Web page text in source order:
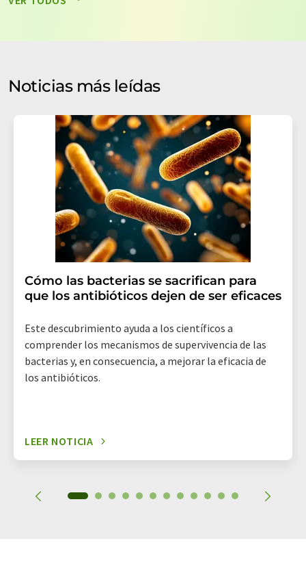
de nuestrapolítica de protección de datos. LUMITOS
electrónico a efectos publicitarios o de investigación de
mercado y opinión. Puede revocar en todo momento su
de indicar los motivos informando por correo postal a
LUMITOS AG, Ernst-Augustin-Str. 2, 12489 Berlín
(Alemania) o por correo electrónico a
revoke@lumitos.com . Además, en cada correo
electrónico se incluye un enlace para anular la
suscripción al boletín informativo correspondiente.
Noticias más leídas
Cómo las bacterias se sacrifican para
que los antibióticos dejen de ser eficaces
Este descubrimiento ayuda a los científicos a
comprender los mecanismos de supervivencia de las
bacterias y, en consecuencia, a mejorar la eficacia de
los antibióticos.
LEER NOTICIA